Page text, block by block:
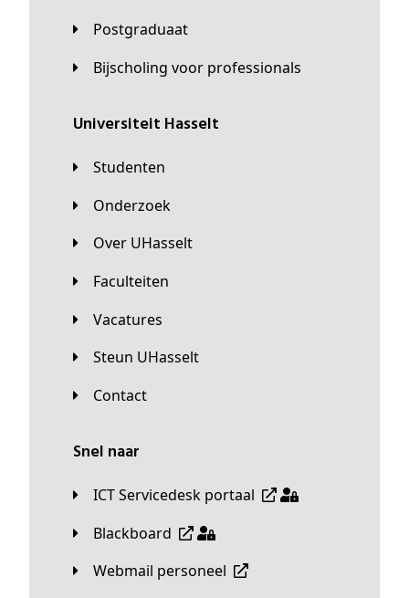
Postgraduaat
Bijscholing voor professionals
universiteit Hasselt
Studenten
Onderzoek
Over UHasselt
Faculteiten
Vacatures
Steun UHasselt
Contact
Snel naar
ICT Servicedesk portaal
Blackboard
Webmail personeel